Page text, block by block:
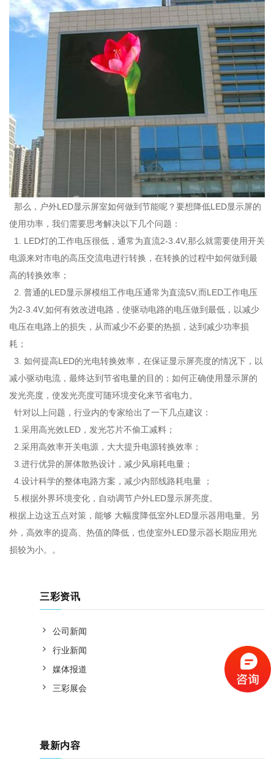
那么，户外LED显示屏室如何做到节能呢？要想降低LED显示屏的
使用功率，我们需要思考解决以下几个问题：
1. LED灯的工作电压很低，通常为直流2-3.4V,那么就需要使用开关
电源来对市电的高压交流电进行转换，在转换的过程中如何做到最
高的转换效率；
2. 普通的LED显示屏模组工作电压通常为直流5V,而LED工作电压
为2-3.4V,如何有效改进电路，使驱动电路的电压做到最低，以减少
电压在电路上的损失，从而减少不必要的热损，达到减少功率损
耗；
3. 如何提高LED的光电转换效率，在保证显示屏亮度的情况下，以
减小驱动电流，最终达到节省电量的目的；如何正确使用显示屏的
发光亮度，使发光亮度可随环境变化来节省电力。
针对以上问题，行业内的专家给出了一下几点建议：
1.采用高光效LED，发光芯片不偷工减料；
2.采用高效率开关电源，大大提升电源转换效率；
3.进行优异的屏体散热设计，减少风扇耗电量；
4.设计科学的整体电路方案，减少内部线路耗电量 ；
5.根据外界环境变化，自动调节户外LED显示屏亮度。
根据上边这五点对策，能够 大幅度降低室外LED显示器用电量。另
外，高效率的提高、热值的降低，也使室外LED显示器长期应用光
损较为小。。
三彩资讯
公司新闻
行业新闻
媒体报道
三彩展会
最新内容